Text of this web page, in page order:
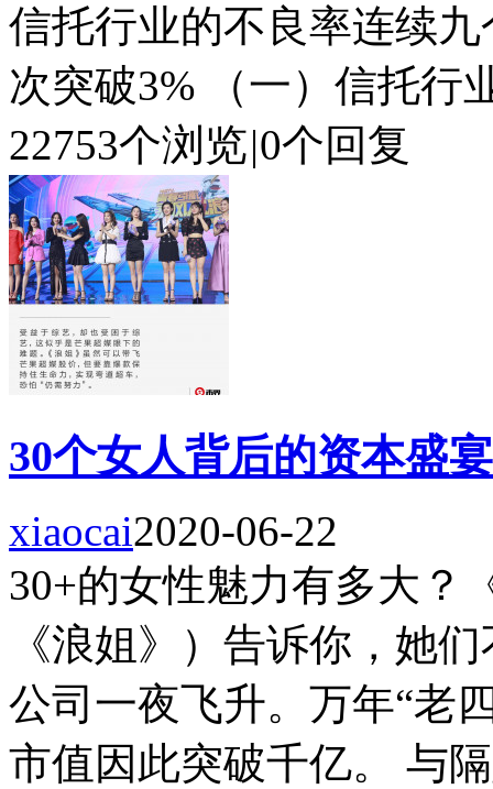
信托行业的不良率连续
次突破3% （一）信托行
22753个浏览|0个回复
30个女人背后的资本盛宴
xiaocai2020-06-22
30+的女性魅力有多大？
《浪姐》）告诉你，她
公司一夜飞升。万年“老
市值因此突破千亿。 与